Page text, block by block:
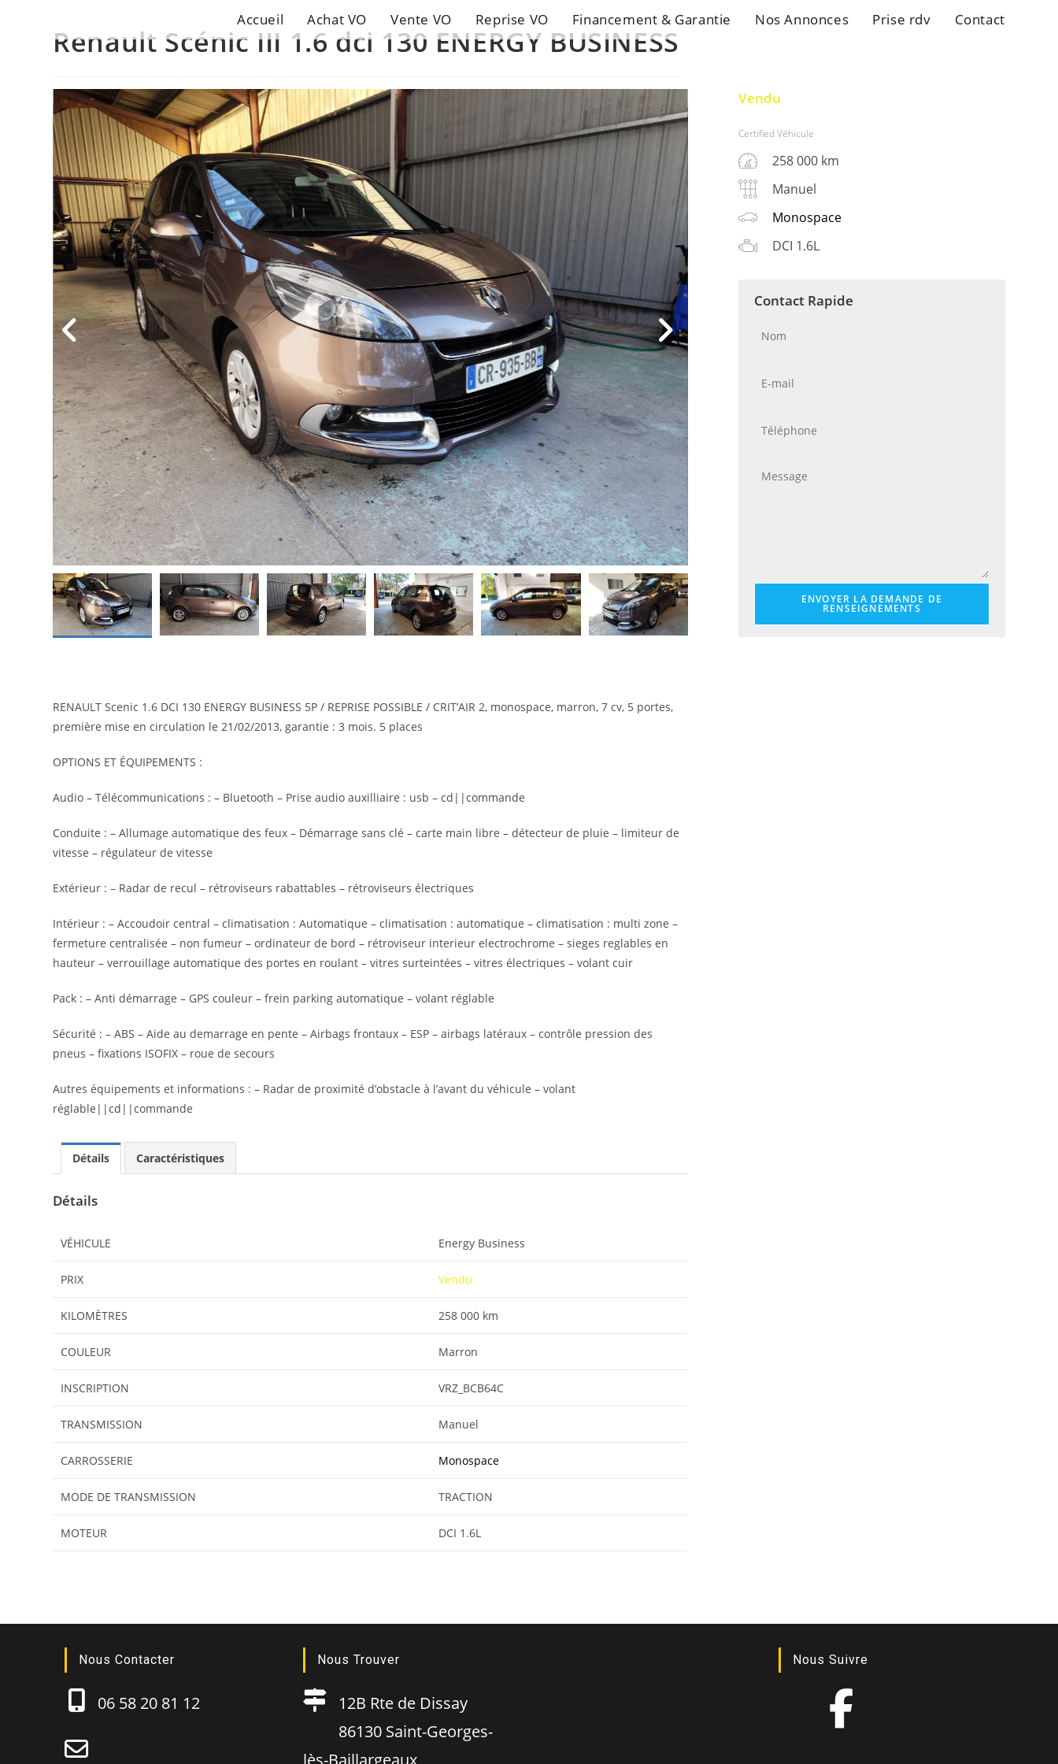
Accueil Achat VO Vente VO Reprise VO Financement & Garantie Nos Annonces Prise rdv Contact
Renault Scénic III 1.6 dci 130 ENERGY BUSINESS
RENAULT Scenic 1.6 DCI 130 ENERGY BUSINESS 5P / REPRISE POSSIBLE / CRIT’AIR 2, monospace, marron, 7 cv, 5 portes,
première mise en circulation le 21/02/2013, garantie : 3 mois. 5 places
OPTIONS ET ÉQUIPEMENTS :
Audio – Télécommunications : – Bluetooth – Prise audio auxilliaire : usb – cd||commande
Conduite : – Allumage automatique des feux – Démarrage sans clé – carte main libre – détecteur de pluie – limiteur de
vitesse – régulateur de vitesse
Extérieur : – Radar de recul – rétroviseurs rabattables – rétroviseurs électriques
Intérieur : – Accoudoir central – climatisation : Automatique – climatisation : automatique – climatisation : multi zone –
fermeture centralisée – non fumeur – ordinateur de bord – rétroviseur interieur electrochrome – sieges reglables en
hauteur – verrouillage automatique des portes en roulant – vitres surteintées – vitres électriques – volant cuir
Pack : – Anti démarrage – GPS couleur – frein parking automatique – volant réglable
Sécurité : – ABS – Aide au demarrage en pente – Airbags frontaux – ESP – airbags latéraux – contrôle pression des
pneus – fixations ISOFIX – roue de secours
Autres équipements et informations : – Radar de proximité d’obstacle à l’avant du véhicule – volant
réglable||cd||commande
Détails Caractéristiques
Détails
VÉHICULE Energy Business
PRIX Vendu
KILOMÈTRES 258 000 km
COULEUR Marron
INSCRIPTION VRZ_BCB64C
TRANSMISSION Manuel
CARROSSERIE Monospace
MODE DE TRANSMISSION TRACTION
MOTEUR DCI 1.6L
Vendu
Certified Véhicule
258 000 km
Manuel
Monospace
DCI 1.6L
Contact Rapide
ENVOYER LA DEMANDE DE
RENSEIGNEMENTS
Nous Contacter
06 58 20 81 12
Nous Trouver
12B Rte de Dissay
86130 Saint-Georges-
lès-Baillargeaux
Nous Suivre